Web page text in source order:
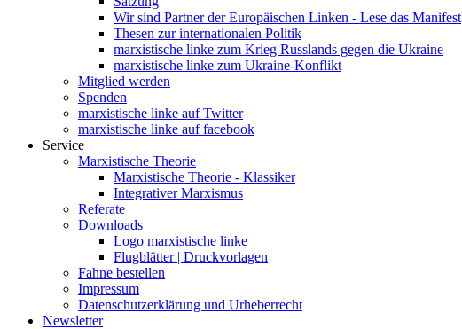
Wir sind Partner der Europäischen Linken - Lese das Manifest
Thesen zur internationalen Politik
marxistische linke zum Krieg Russlands gegen die Ukraine
marxistische linke zum Ukraine-Konflikt
Mitglied werden
Spenden
marxistische linke auf Twitter
marxistische linke auf facebook
Service
Marxistische Theorie
Marxistische Theorie - Klassiker
Integrativer Marxismus
Referate
Downloads
Logo marxistische linke
Flugblätter | Druckvorlagen
Fahne bestellen
Impressum
Datenschutzerklärung und Urheberrecht
Newsletter